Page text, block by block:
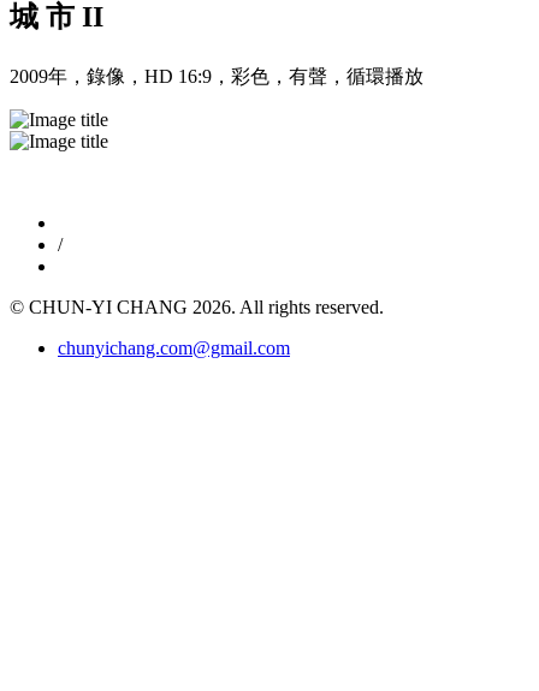
城 市 II
2009年，錄像，HD 16:9，彩色，有聲，循環播放
/
© CHUN-YI CHANG 2026. All rights reserved.
chunyichang.com@gmail.com